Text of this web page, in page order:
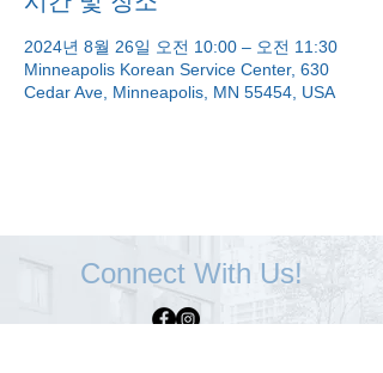
2024년 8월 26일 오전 10:00 – 오전 11:30
Minneapolis Korean Service Center, 630
Cedar Ave, Minneapolis, MN 55454, USA
Connect With Us!